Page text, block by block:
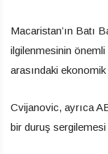
Macaristan’ın Batı
ilgilenmesinin
arasındaki
Cvijanovic, ayrıca
bir duruş sergilemesi